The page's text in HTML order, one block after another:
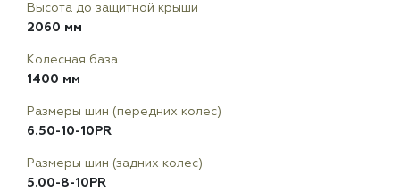
Высота до защитной крыши
2060 мм
Колесная база
1400 мм
Размеры шин (передних колес)
6.50-10-10PR
Размеры шин (задних колес)
5.00-8-10PR